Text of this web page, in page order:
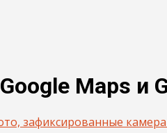
Google Maps и